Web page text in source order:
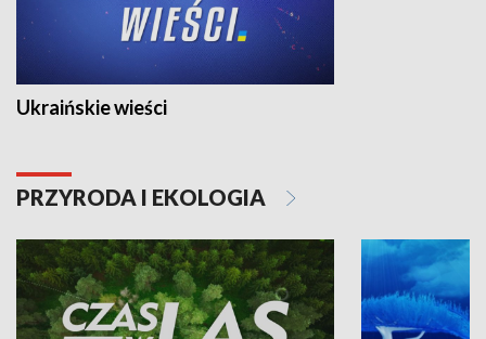
Ukraińskie wieści
PRZYRODA I EKOLOGIA